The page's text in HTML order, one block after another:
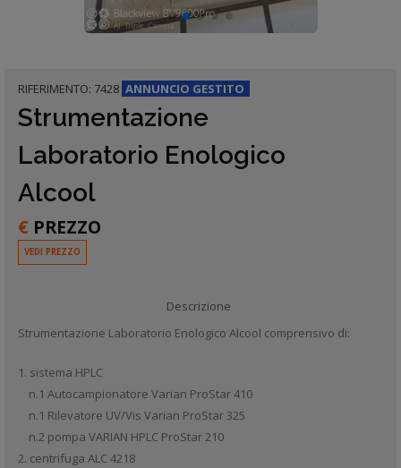
RIFERIMENTO: 7428 ANNUNCIO GESTITO
Strumentazione
Laboratorio Enologico
Alcool
€ PREZZO
VEDI PREZZO
Descrizione
Strumentazione Laboratorio Enologico Alcool comprensivo di:
1. sistema HPLC
n.1 Autocampionatore Varian ProStar 410
n.1 Rilevatore UV/Vis Varian ProStar 325
n.2 pompa VARIAN HPLC ProStar 210
2. centrifuga ALC 4218